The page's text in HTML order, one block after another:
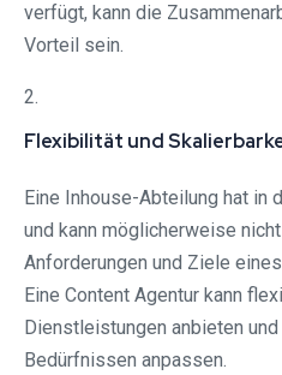
verfügt, kann die
Vorteil sein.
2.
Flexibilität und
Eine Inhouse-Abteilung hat in
und kann möglicherweise
Anforderungen und Ziele
Eine Content Agentur kann
Dienstleistungen anbieten
Bedürfnissen anpassen.